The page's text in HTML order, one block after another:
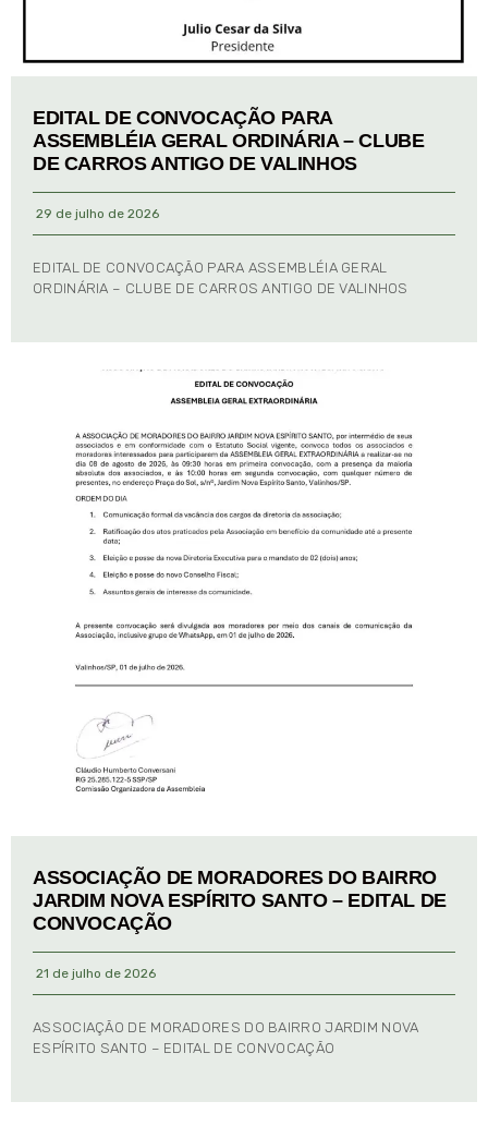
EDITAL DE CONVOCAÇÃO PARA
ASSEMBLÉIA GERAL ORDINÁRIA – CLUBE
DE CARROS ANTIGO DE VALINHOS
29 de julho de 2026
EDITAL DE CONVOCAÇÃO PARA ASSEMBLÉIA GERAL
ORDINÁRIA – CLUBE DE CARROS ANTIGO DE VALINHOS
ASSOCIAÇÃO DE MORADORES DO BAIRRO
JARDIM NOVA ESPÍRITO SANTO – EDITAL DE
CONVOCAÇÃO
21 de julho de 2026
ASSOCIAÇÃO DE MORADORES DO BAIRRO JARDIM NOVA
ESPÍRITO SANTO – EDITAL DE CONVOCAÇÃO